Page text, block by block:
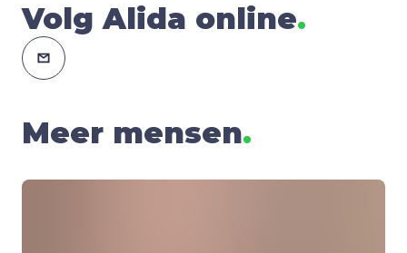
Volg Alida online.
Meer mensen.